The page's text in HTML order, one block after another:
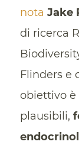
nota Jake
di ricerca
Flinders e
obiettivo è
plausibili,